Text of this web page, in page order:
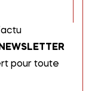
pour toute